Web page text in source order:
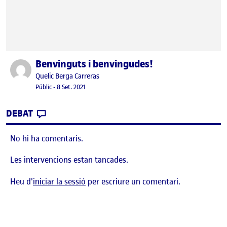
Publicat perBenvinguts i benvingudes!
Publicat per
Quelic Berga Carreras
Visibilitat:
Públic-Data de publicació
8 Set. 2021
DEBAT
No hi ha comentaris.
Les intervencions estan tancades.
Heu d'iniciar la sessió per escriure un comentari.